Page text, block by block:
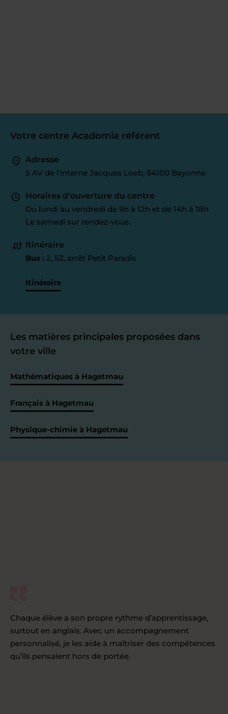
Votre centre Acadomia référent
Adresse
5 AV de l'interne Jacques Loeb, 64100 Bayonne
Horaires d'ouverture du centre
Du lundi au vendredi de 9h à 12h et de 14h à 18h
Le samedi sur rendez-vous.
Itinéraire
Bus : 2, 52, arrêt Petit Paradis
Itinéraire
Les matières principales proposées dans
votre ville
Mathématiques à Hagetmau
Français à Hagetmau
Physique-chimie à Hagetmau
Chaque élève a son propre rythme d’apprentissage,
surtout en anglais. Avec un accompagnement
personnalisé, je les aide à maîtriser des compétences
qu’ils pensaient hors de portée.